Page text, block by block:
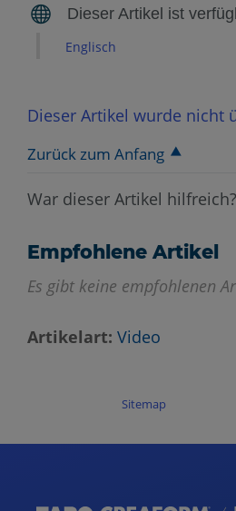
Englisch
Dieser Artikel wurde nicht
Zurück zum Anfang
War dieser Artikel hilfreich?
Empfohlene Artikel
Es gibt keine empfohlenen
Artikelart Video
Sitemap